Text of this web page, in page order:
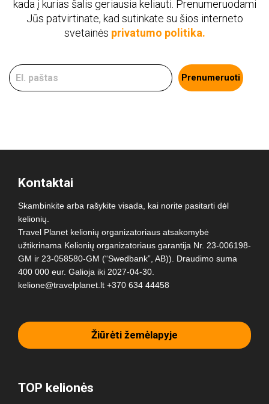
kada į kurias šalis geriausia keliauti. Prenumeruodami
Jūs patvirtinate, kad sutinkate su šios interneto
svetainės privatumo politika.
Prenumeruoti
Kontaktai
Skambinkite arba rašykite visada, kai norite pasitarti dėl
kelionių.
Travel Planet kelionių organizatoriaus atsakomybė
užtikrinama Kelionių organizatoriaus garantija Nr. 23-006198-
GM ir 23-058580-GM (“Swedbank”, AB)). Draudimo suma
400 000 eur. Galioja iki 2027-04-30.
kelione@travelplanet.lt +370 634 44458
Žiūrėti žemėlapyje
TOP kelionės